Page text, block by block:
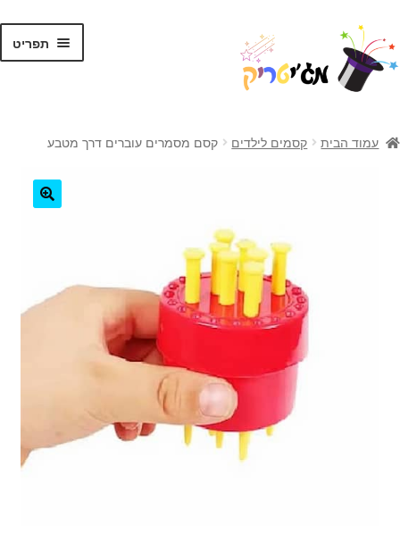
דלג
לניווט
לדלג
לתוכן
תפריט
ערכות קסמים
עמוד הבית קסמים לילדים קסם מסמרים עוברים דרך מטבע